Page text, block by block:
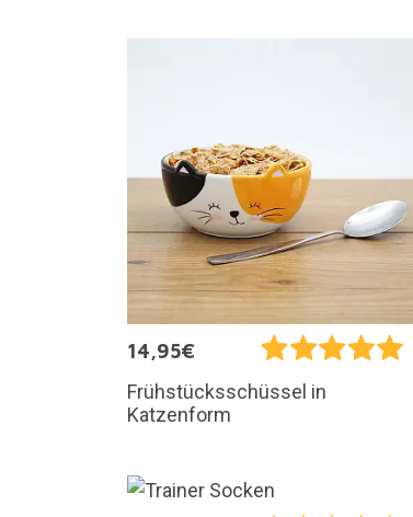
14,95€
Frühstücksschüssel in
Katzenform